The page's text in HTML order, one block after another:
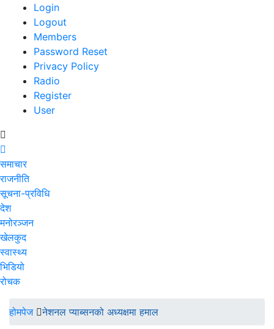
Login
Logout
Members
Password Reset
Privacy Policy
Radio
Register
User
समाचार
राजनीति
सूचना-प्रविधि
देश
मनोरञ्जन
खेलकुद
स्वास्थ्य
भिडियो
रोचक
होमपेज नेशनल प्याब्सनको अध्यक्षमा हमाल